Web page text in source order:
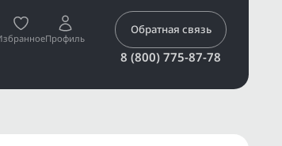
Профиль
Обратная связь
8 (800) 775-87-78